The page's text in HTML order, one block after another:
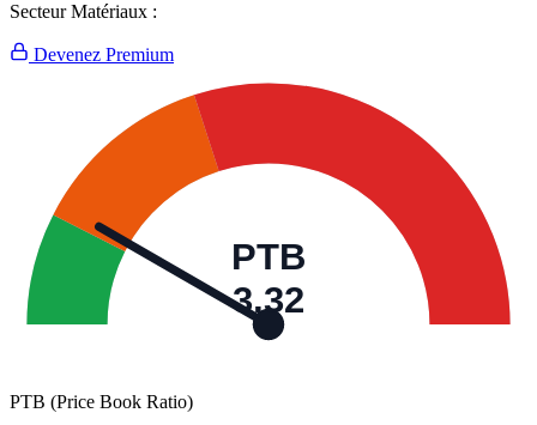
Secteur Matériaux :
Devenez Premium
PTB
3,32
PTB (Price Book Ratio)